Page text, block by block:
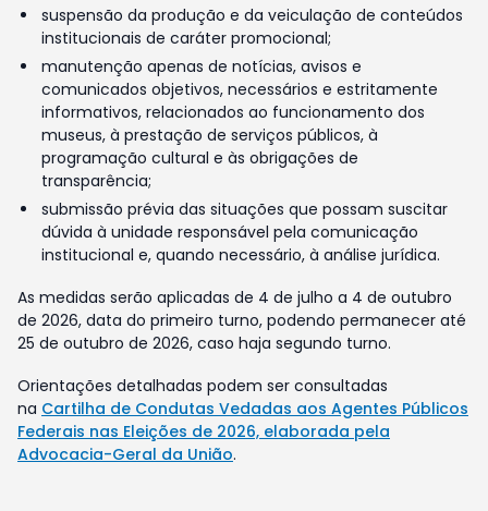
suspensão da produção e da veiculação de conteúdos
institucionais de caráter promocional;
manutenção apenas de notícias, avisos e
comunicados objetivos, necessários e estritamente
informativos, relacionados ao funcionamento dos
museus, à prestação de serviços públicos, à
programação cultural e às obrigações de
transparência;
submissão prévia das situações que possam suscitar
dúvida à unidade responsável pela comunicação
institucional e, quando necessário, à análise jurídica.
As medidas serão aplicadas de 4 de julho a 4 de outubro
de 2026, data do primeiro turno, podendo permanecer até
25 de outubro de 2026, caso haja segundo turno.
Orientações detalhadas podem ser consultadas
na Cartilha de Condutas Vedadas aos Agentes Públicos
Federais nas Eleições de 2026, elaborada pela
Advocacia-Geral da União.